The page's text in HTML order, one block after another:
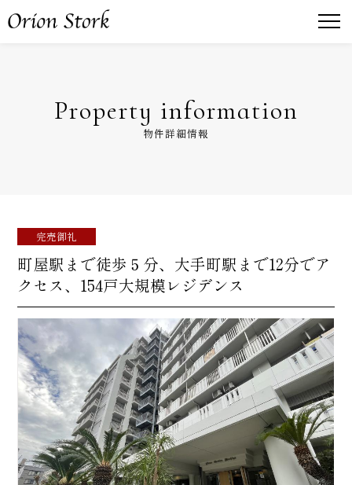
Property information
物件詳細情報
完売御礼
町屋駅まで徒歩５分、大手町駅まで12分でア
クセス、154戸大規模レジデンス